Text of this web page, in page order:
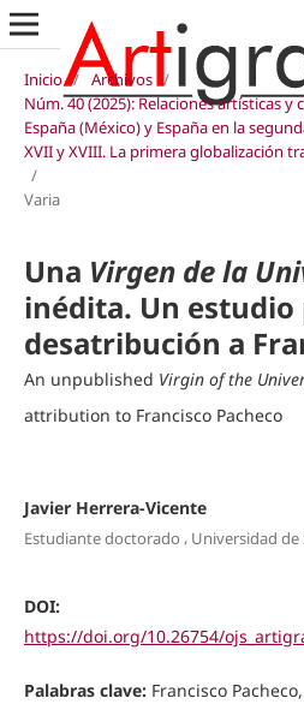
Inicio / Archivos /
Núm. 40 (2025): Relaciones artísticas
España (México) y España en la
XVII y XVIII. La primera globalización
/
Varia
Una Virgen de la
inédita. Un estudio
desatribución a
An unpublished Virgin of the
attribution to Francisco Pacheco
Javier Herrera-Vicente
Estudiante doctorado , Universidad de
DOI:
https://doi.org/10.26754/
Palabras clave: Francisco